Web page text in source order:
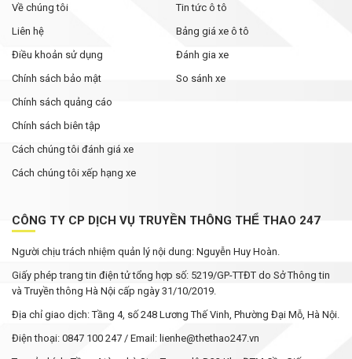
Về chúng tôi
Liên hệ
Điều khoản sử dụng
Chính sách bảo mật
Chính sách quảng cáo
Chính sách biên tập
Cách chúng tôi đánh giá xe
Cách chúng tôi xếp hạng xe
Tin tức ô tô
Bảng giá xe ô tô
Đánh gia xe
So sánh xe
CÔNG TY CP DỊCH VỤ TRUYỀN THÔNG THỂ THAO 247
Người chịu trách nhiệm quản lý nội dung: Nguyễn Huy Hoàn.
Giấy phép trang tin điện tử tổng hợp số: 5219/GP-TTĐT do Sở Thông tin
và Truyền thông Hà Nội cấp ngày 31/10/2019.
Địa chỉ giao dịch: Tầng 4, số 248 Lương Thế Vinh, Phường Đại Mỗ, Hà Nội.
Điện thoại: 0847 100 247 / Email: lienhe@thethao247.vn